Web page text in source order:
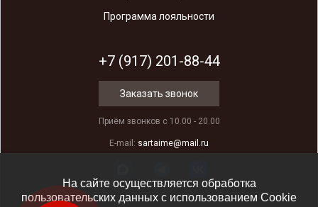
Программа лояльности
+7 (917) 201-88-44
Заказать звонок
Приём звонков с 10.00 - 20.00
E-mail: sartaime@mail.ru
На сайте осуществляется обработка
пользовательских данных с использованием Cookie